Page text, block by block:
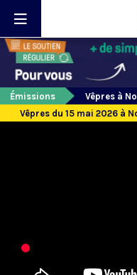
Émissions
Vêpres à
Vêpres du 15 mai 2026 à